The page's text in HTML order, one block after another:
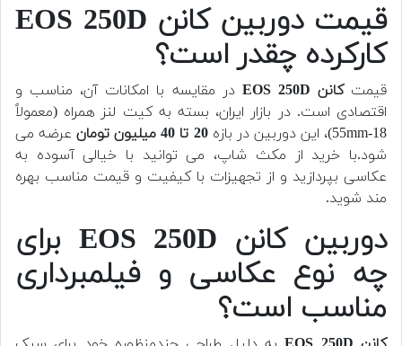
قیمت دوربین کانن EOS 250D
کارکرده چقدر است؟
قیمتکانن EOS 250D
در مقایسه با امکانات آن، مناسب و
اقتصادی است. در بازار ایران، بسته به کیت لنز همراه (معمولاً
18-55mm)، این دوربین در بازه
20 تا 40 میلیون تومان
عرضه می
شود.با خرید از مکث شاپ، می توانید با خیالی آسوده به
عکاسی بپردازید و از تجهیزات با کیفیت و قیمت مناسب بهره
مند شوید.
دوربین کانن EOS 250D برای
چه نوع عکاسی و فیلمبرداری
مناسب است؟